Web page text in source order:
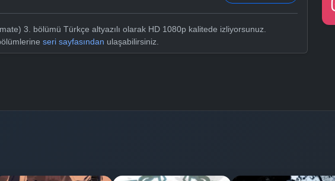
3. bölümü Türkçe altyazılı olarak HD 1080p kalitede izliyorsunuz.
seri sayfasından ulaşabilirsiniz.